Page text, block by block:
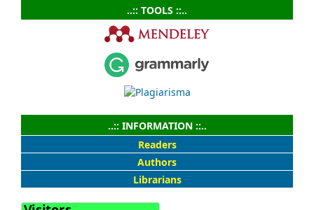
..:: TOOLS ::..
..:: INFORMATION ::..
Readers
Authors
Librarians